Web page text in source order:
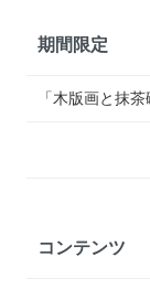
期間限定
「木版画と抹
コンテンツ